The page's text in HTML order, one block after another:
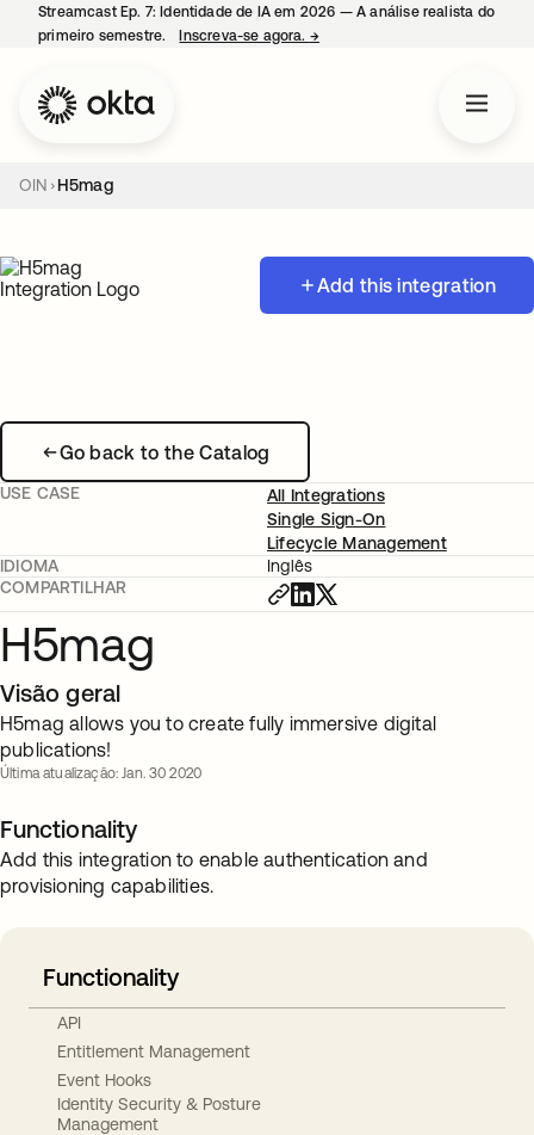
Streamcast Ep. 7: Identidade de IA em 2026 — A análise realista do
primeiro semestre.
Inscreva-se agora. →
OIN H5mag
Add this integration
Go back to the Catalog
USE CASE
All Integrations
Single Sign-On
Lifecycle Management
IDIOMA
Inglês
COMPARTILHAR
H5mag
Visão geral
H5mag allows you to create fully immersive digital
publications!
Última atualização: Jan. 30 2020
Functionality
Add this integration to enable authentication and
provisioning capabilities.
Functionality
API
Entitlement Management
Event Hooks
Identity Security & Posture
Management